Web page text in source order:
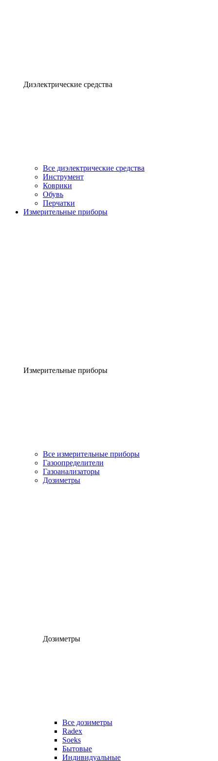
Диэлектрические средства
Все диэлектрические средства
Инструмент
Коврики
Обувь
Перчатки
Измерительные приборы
Измерительные приборы
Все измерительные приборы
Газоопределители
Газоанализаторы
Дозиметры
Дозиметры
Все дозиметры
Radex
Soeks
Бытовые
Индивидуальные